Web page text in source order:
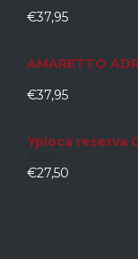
0
€37,95
AMARETTO
0
€37,95
Ypioca reserva
0
€27,50